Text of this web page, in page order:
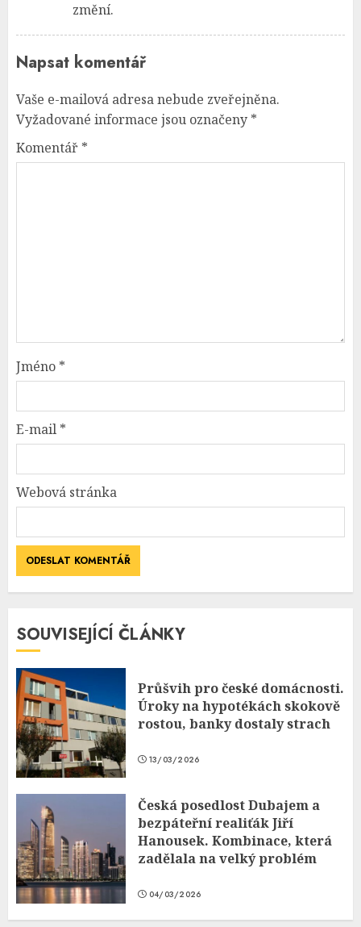
změní.
Napsat komentář
Vaše e-mailová adresa nebude zveřejněna.
Vyžadované informace jsou označeny *
Komentář *
Jméno *
E-mail *
Webová stránka
SOUVISEJÍCÍ ČLÁNKY
Průšvih pro české domácnosti.
Úroky na hypotékách skokově
rostou, banky dostaly strach
13/03/2026
Česká posedlost Dubajem a
bezpáteřní realiťák Jiří
Hanousek. Kombinace, která
zadělala na velký problém
04/03/2026